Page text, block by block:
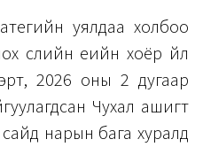
уялдаа холбоо
сүүлийн үеийн хоёр үйл
2026 оны 2 дугаар
Чухал ашигт
нарын бага хуралд